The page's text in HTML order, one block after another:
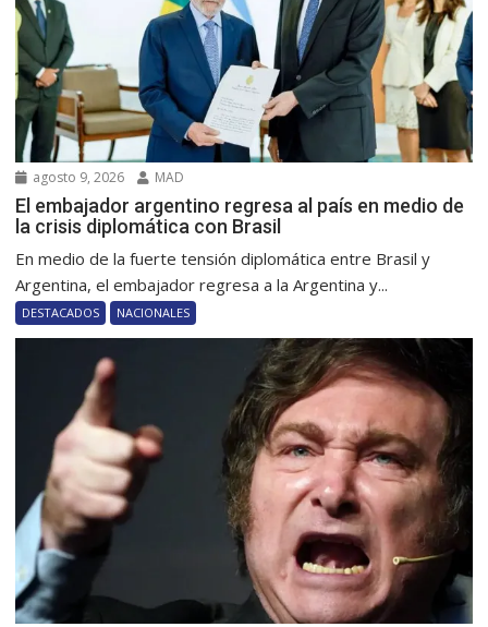
agosto 9, 2026 MAD
El embajador argentino regresa al país en medio de
la crisis diplomática con Brasil
En medio de la fuerte tensión diplomática entre Brasil y
Argentina, el embajador regresa a la Argentina y...
DESTACADOS NACIONALES